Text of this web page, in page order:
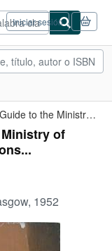
Iniciar sesión
Nicholls's Concise Guide to the Ministry of Transport Navigation...
of
1952